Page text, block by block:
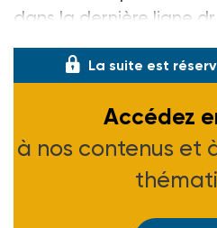
dans la dernière ligne dr
La suite est
Accédez
à nos contenus et